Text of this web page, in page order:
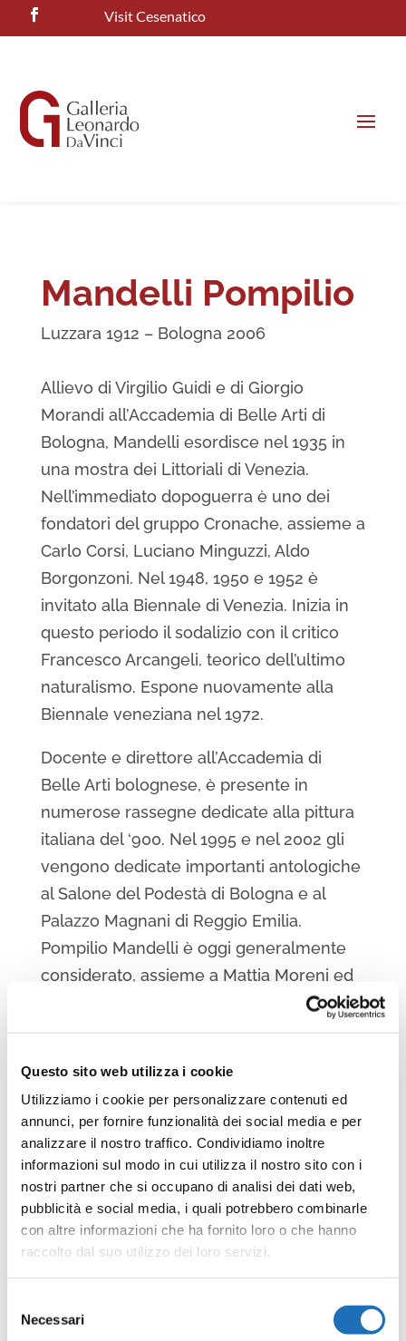
Questo sito web utilizza i cookie
Utilizziamo i cookie per personalizzare contenuti ed
annunci, per fornire funzionalità dei social media e per
analizzare il nostro traffico. Condividiamo inoltre
informazioni sul modo in cui utilizza il nostro sito con i
nostri partner che si occupano di analisi dei dati web,
pubblicità e social media, i quali potrebbero combinarle
con altre informazioni che ha fornito loro o che hanno
raccolto dal suo utilizzo dei loro servizi.
delNecessari
Visit Cesenatico
Mandelli Pompilio
Luzzara 1912 – Bologna 2006
Allievo di Virgilio Guidi e di Giorgio
Morandi all’Accademia di Belle Arti di
Bologna, Mandelli esordisce nel 1935 in
una mostra dei Littoriali di Venezia.
Nell’immediato dopoguerra è uno dei
fondatori del gruppo Cronache, assieme a
Carlo Corsi, Luciano Minguzzi, Aldo
Borgonzoni. Nel 1948, 1950 e 1952 è
invitato alla Biennale di Venezia. Inizia in
questo periodo il sodalizio con il critico
Francesco Arcangeli, teorico dell’ultimo
naturalismo. Espone nuovamente alla
Biennale veneziana nel 1972.
Docente e direttore all’Accademia di
Belle Arti bolognese, è presente in
numerose rassegne dedicate alla pittura
italiana del ‘900. Nel 1995 e nel 2002 gli
vengono dedicate importanti antologiche
al Salone del Podestà di Bologna e al
Palazzo Magnani di Reggio Emilia.
Pompilio Mandelli è oggi generalmente
considerato, assieme a Mattia Moreni ed
Ennio Morlotti, tra i massimi esponenti
dell’informale italiano.
Con la sua opera Alberi d’estate Mandelli
ha vinto la terza edizione del “Premio
Cesenatico”. Dipinta nel 1953, quest’opera
informale teorizzata dal grande critico
Francesco Arcangeli nel secondo
dopoguerra, mentre nel campo delle arti